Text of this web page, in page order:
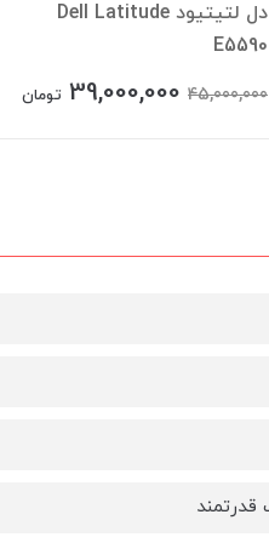
دل لتیتیود Dell Latitude
E5590
45,000,000
39,000,000 تومان